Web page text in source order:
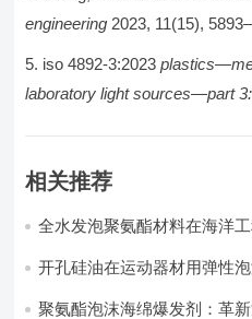
engineering 2023, 11(15),
iso 4892-3:2023
laboratory light sources—part
相关推荐
全水发泡聚氨酯材料在海洋
开孔硅油在运动器材用弹性
聚氨酯泡沫海绵爆发剂：革